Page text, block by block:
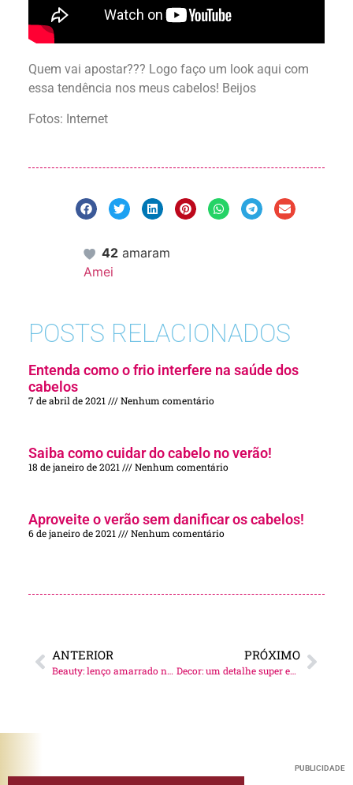
Quem vai apostar??? Logo faço um look aqui com
essa tendência nos meus cabelos! Beijos
Fotos: Internet
42 amaram
Amei
POSTS RELACIONADOS
Entenda como o frio interfere na saúde dos
cabelos
7 de abril de 2021 Nenhum comentário
Saiba como cuidar do cabelo no verão!
18 de janeiro de 2021 Nenhum comentário
Aproveite o verão sem danificar os cabelos!
6 de janeiro de 2021 Nenhum comentário
ANTERIOR
Beauty: lenço amarrado no cabelo!
PRÓXIMO
Decor: um detalhe super especial em casa!
PUBLICIDADE